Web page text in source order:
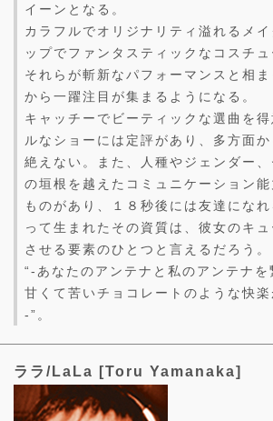
イーンとなる。
カラフルでオリジナリティ溢れるメ
ップでファンタスティックなコスチュ
それらが斬新なパフォーマンスと相
から一躍注目が集まるようになる。
キャッチーでビーティックな選曲を
ルなショーには定評があり、多方面
絶えない。また、人種やジェンダー、
の垣根を越えたコミュニケーション能
ものがあり、１８秒後には友達にな
って生まれたその資質は、彼女のキ
させる要素のひとつと言えるだろう。
“-あなたのアンテナと私のアンテナを
甘くて苦いチョコレートのような快
-”。
ララ/LaLa [Toru Yamanaka]